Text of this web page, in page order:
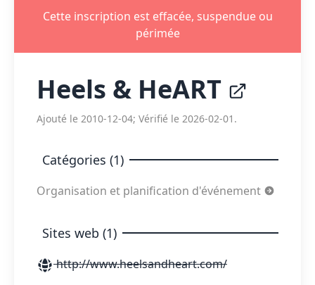
Cette inscription est effacée, suspendue ou
périmée
Heels & HeART
Ajouté le 2010-12-04; Vérifié le 2026-02-01.
Catégories (1)
Organisation et planification d'événement
Sites web (1)
http://www.heelsandheart.com/